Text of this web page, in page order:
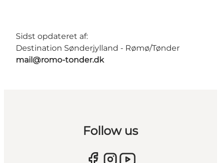
Sidst opdateret af:
Destination Sønderjylland - Rømø/Tønder
mail@romo-tonder.dk
Follow us